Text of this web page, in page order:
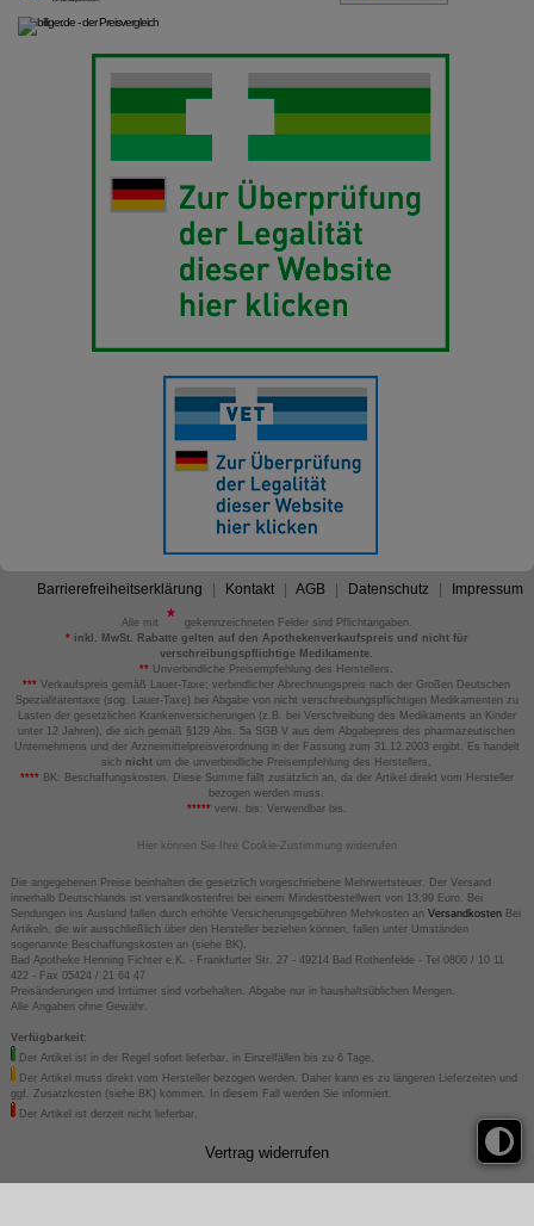
Barrierefreiheitserklärung Kontakt AGB Datenschutz Impressum
Alle mit
gekennzeichneten Felder sind Pflichtangaben.
*inkl. MwSt. Rabatte gelten auf den Apothekenverkaufspreis und nicht für
verschreibungspflichtige Medikamente.
** Unverbindliche Preisempfehlung des Herstellers.
*** Verkaufspreis gemäß Lauer-Taxe; verbindlicher Abrechnungspreis nach der Großen Deutschen
Spezialitätentaxe (sog. Lauer-Taxe) bei Abgabe von nicht verschreibungspflichtigen Medikamenten zu
Lasten der gesetzlichen Krankenversicherungen (z.B. bei Verschreibung des Medikaments an Kinder
unter 12 Jahren), die sich gemäß §129 Abs. 5a SGB V aus dem Abgabepreis des pharmazeutischen
Unternehmens und der Arzneimittelpreisverordnung in der Fassung zum 31.12.2003 ergibt. Es handelt
sich nicht um die unverbindliche Preisempfehlung des Herstellers.
****BK: Beschaffungskosten. Diese Summe fällt zusätzlich an, da der Artikel direkt vom Hersteller
bezogen werden muss.
*****verw. bis: Verwendbar bis.
Hier können Sie Ihre Cookie-Zustimmung widerrufen
Die angegebenen Preise beinhalten die gesetzlich vorgeschriebene Mehrwertsteuer. Der Versand
innerhalb Deutschlands ist versandkostenfrei bei einem Mindestbestellwert von 13,99 Euro. Bei
Sendungen ins Ausland fallen durch erhöhte Versicherungsgebühren Mehrkosten an VersandkostenBei
Artikeln, die wir ausschließlich über den Hersteller beziehen können, fallen unter Umständen
sogenannte Beschaffungskosten an (siehe BK).
Bad Apotheke Henning Fichter e.K. - Frankfurter Str. 27 - 49214 Bad Rothenfelde - Tel 0800 / 10 11
422 - Fax 05424 / 21 64 47
Preisänderungen und Irrtümer sind vorbehalten. Abgabe nur in haushaltsüblichen Mengen.
Alle Angaben ohne Gewähr.
Verfügbarkeit:
Der Artikel ist in der Regel sofort lieferbar, in Einzelfällen bis zu 6 Tage.
Der Artikel muss direkt vom Hersteller bezogen werden. Daher kann es zu längeren Lieferzeiten und
ggf. Zusatzkosten (siehe BK) kommen. In diesem Fall werden Sie informiert.
Der Artikel ist derzeit nicht lieferbar.
Vertrag widerrufen